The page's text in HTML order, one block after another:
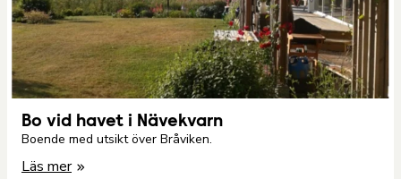
Bo vid havet i Nävekvarn
Boende med utsikt över Bråviken.
Läs mer